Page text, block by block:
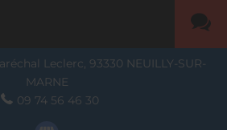
Leclerc, 93330 NEUILLY-SUR-
MARNE
09 74 56 46 30